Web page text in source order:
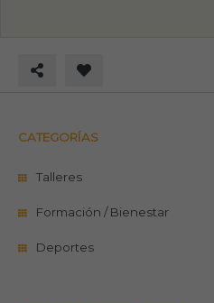
CATEGORÍAS
Talleres
Formación / Bienestar
Deportes